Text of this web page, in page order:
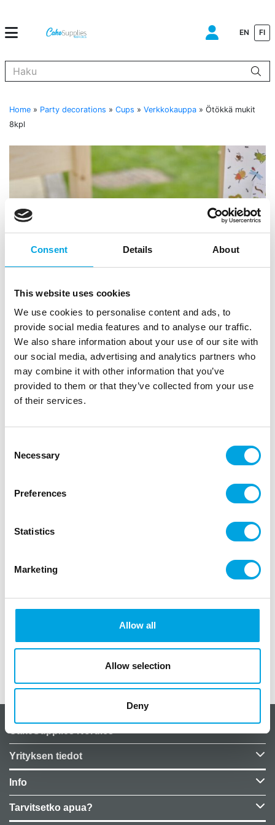
Consent Details About
This website uses cookies
We use cookies to personalise content and ads, to
provide social media features and to analyse our traffic.
We also share information about your use of our site with
our social media, advertising and analytics partners who
may combine it with other information that you’ve
provided to them or that they’ve collected from your use
of their services.
Selection
Necessary
Preferences
Statistics
Marketing
Allow all
Allow selection
Deny
EN FI
Home » Party decorations » Cups » Verkkokauppa » Ötökkä mukit
8kpl
Tuotetunnus (SKU): BUG-103 GINGER RAY |
Ötökkä-juhliin kauniit mukit.
Ötökkä mukit hyönteistutkijan juhliin.
8 kpl paketissa
vetoisuus noin 2,5dl
CakeSupplies Nordics
Yrityksen tiedot
Info
Tarvitsetko apua?